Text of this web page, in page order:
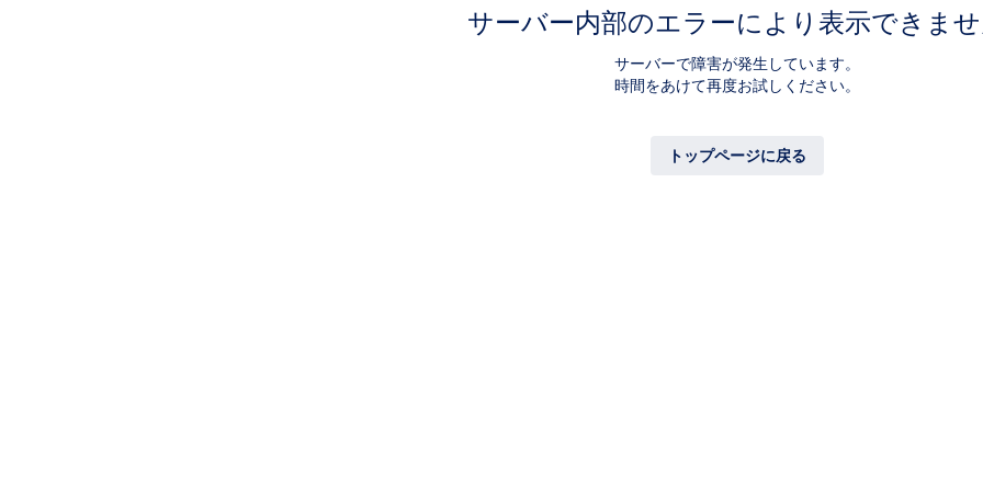
サーバー内部のエラーにより表示できま
サーバーで障害が発生しています。
時間をあけて再度お試しください。
トップページに戻る